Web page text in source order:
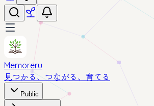
Memoreru
見つかる、つながる、育てる
Public